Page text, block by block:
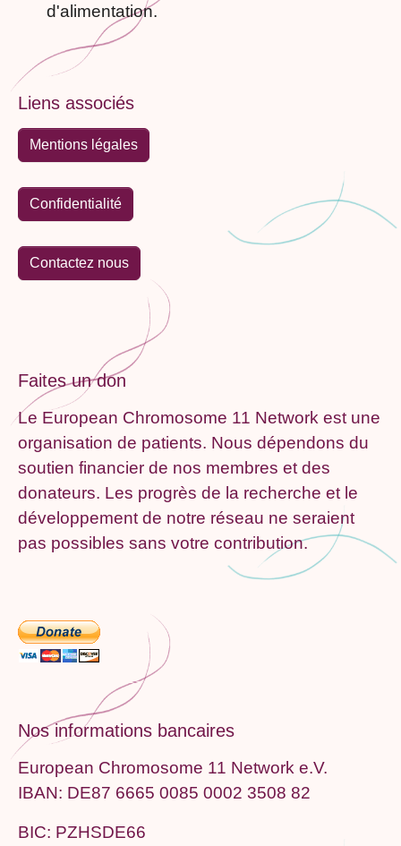
d'alimentation.
Liens associés
Mentions légales
Confidentialité
Contactez nous
Faites un don
Le European Chromosome 11 Network est une
organisation de patients. Nous dépendons du
soutien financier de nos membres et des
donateurs. Les progrès de la recherche et le
développement de notre réseau ne seraient
pas possibles sans votre contribution.
Nos informations bancaires
European Chromosome 11 Network e.V.
IBAN: DE87 6665 0085 0002 3508 82
BIC: PZHSDE66